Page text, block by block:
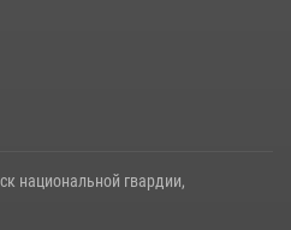
национальной гвардии,